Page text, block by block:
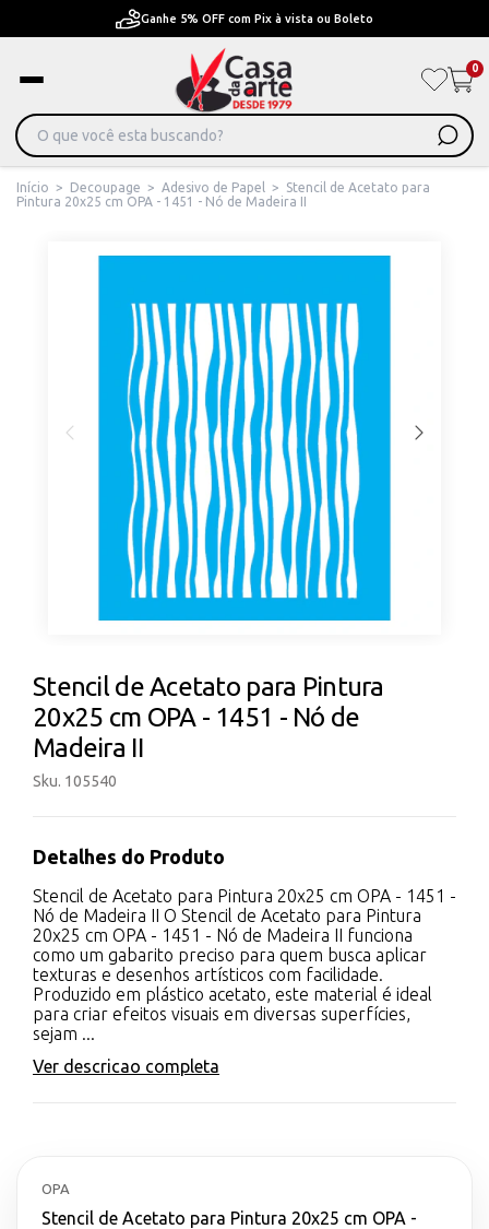
Ganhe 5% OFF com Pix à vista ou Boleto
0
Início > Decoupage > Adesivo de Papel >
Stencil de Acetato para
Pintura 20x25 cm OPA - 1451 - Nó de Madeira II
Stencil de Acetato para Pintura
20x25 cm OPA - 1451 - Nó de
Madeira II
Sku. 105540
Detalhes do Produto
Stencil de Acetato para Pintura 20x25 cm OPA - 1451 -
Nó de Madeira II O Stencil de Acetato para Pintura
20x25 cm OPA - 1451 - Nó de Madeira II funciona
como um gabarito preciso para quem busca aplicar
texturas e desenhos artísticos com facilidade.
Produzido em plástico acetato, este material é ideal
para criar efeitos visuais em diversas superfícies,
sejam ...
Ver descricao completa
OPA
Stencil de Acetato para Pintura 20x25 cm OPA -